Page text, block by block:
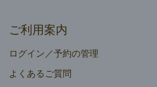
ご利用案内
ログイン／予約の管理
よくあるご質問